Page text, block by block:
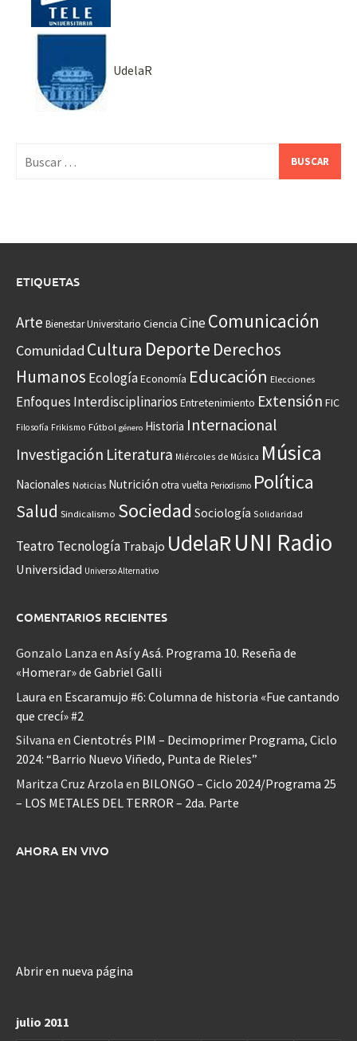
UdelaR
ETIQUETAS
Arte Bienestar Universitario Ciencia CineComunicación
Comunidad Cultura Deporte Derechos
Humanos EcologíaEconomía Educación Elecciones
Enfoques Interdisciplinarios Entretenimiento Extensión FIC
Filosofía Frikismo Fútbol género Historia Internacional
Investigación Literatura Miércoles de Música Música
Nacionales Noticias Nutrición otra vuelta Periodismo Política
Salud Sindicalismo Sociedad Sociología Solidaridad
Teatro Tecnología Trabajo UdelaRUNI Radio
Universidad Universo Alternativo
COMENTARIOS RECIENTES
Gonzalo Lanza en Así y Asá. Programa 10. Reseña de
«Homerar» de Gabriel Galli
Laura en Escaramujo #6: Columna de historia «Fue cantando
que crecí» #2
Silvana en Cientotrés PIM – Decimoprimer Programa, Ciclo
2024: “Barrio Nuevo Viñedo, Punta de Rieles”
Maritza Cruz Arzola en BILONGO – Ciclo 2024/Programa 25
– LOS METALES DEL TERROR – 2da. Parte
AHORA EN VIVO
Abrir en nueva página
julio 2011